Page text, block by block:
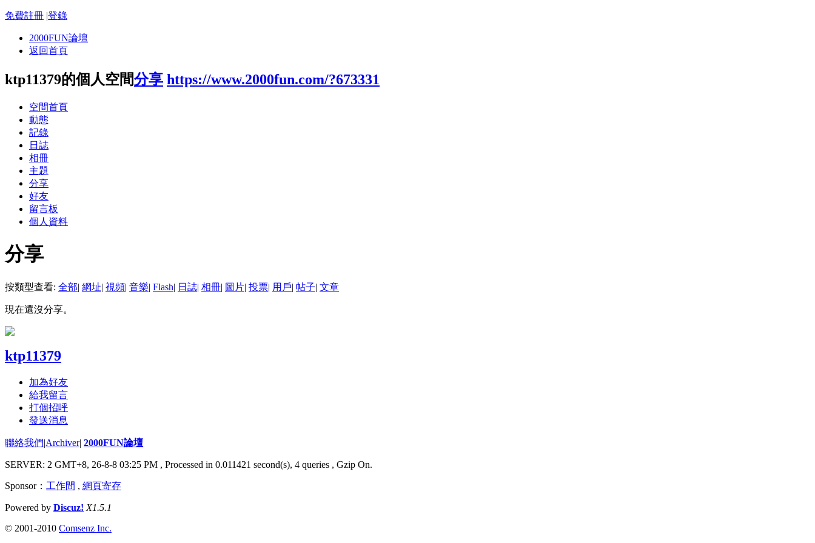
免費註冊 |登錄
2000FUN論壇
返回首頁
ktp11379的個人空間分享 https://www.2000fun.com/?673331
空間首頁
動態
記錄
日誌
相冊
主題
分享
好友
留言板
個人資料
分享
按類型查看: 全部| 網址| 視頻| 音樂| Flash| 日誌| 相冊| 圖片| 投票| 用戶| 帖子| 文章
現在還沒分享。
ktp11379
加為好友
給我留言
打個招呼
發送消息
聯絡我們|Archiver| 2000FUN論壇
SERVER: 2 GMT+8, 26-8-8 03:25 PM , Processed in 0.011421 second(s), 4 queries , Gzip On.
Sponsor： 工作間 , 網頁寄存
Powered by Discuz! X1.5.1
© 2001-2010 Comsenz Inc.